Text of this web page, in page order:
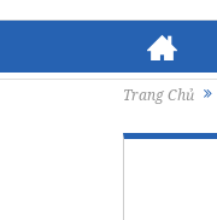
Trang Chủ